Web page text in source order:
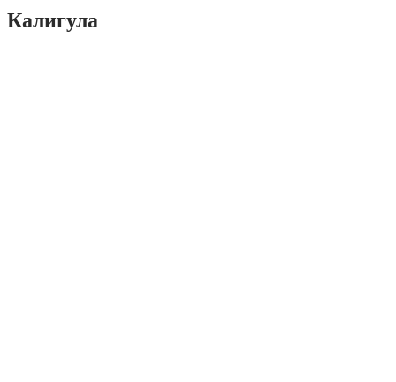
Калигула